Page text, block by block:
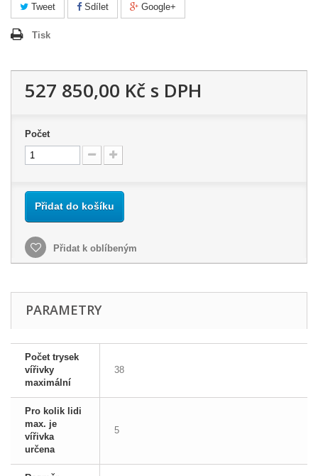
Tweet Sdílet Google+
Tisk
527 850,00 Kč s DPH
Počet
Přidat do košíku
Přidat k oblíbeným
PARAMETRY
Počet trysek
vířivky
maximální
38
Pro kolik lidi
max. je
vířivka
určena
5